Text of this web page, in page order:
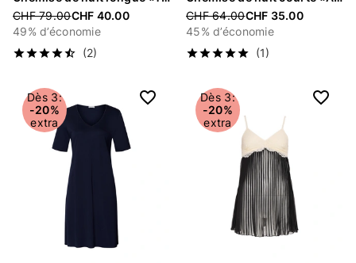
Price reduced from
CHF 79.00CHF 40.00
49% d’économie
(2)
Price reduced from
CHF 64.00CHF 35.00
45% d’économie
(1)
Dès 3:
-20%
extra
Dès 3:
-20%
extra